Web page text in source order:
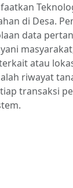
di Desa.
data
atau
riwayat
transaksi